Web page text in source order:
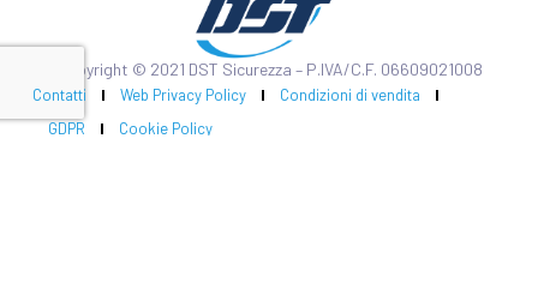
Copyright © 2021 DST Sicurezza – P.IVA/C.F. 06609021008
Contatti Web Privacy Policy
Condizioni di vendita
GDPR
Cookie Policy